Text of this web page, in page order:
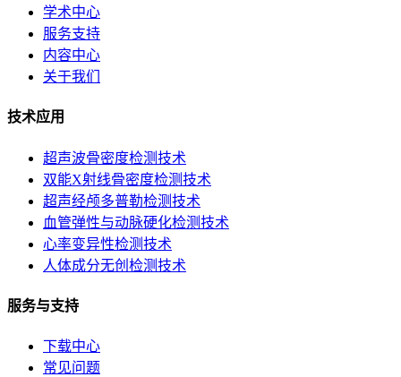
学术中心
服务支持
内容中心
关于我们
技术应用
超声波骨密度检测技术
双能X射线骨密度检测技术
超声经颅多普勒检测技术
血管弹性与动脉硬化检测技术
心率变异性检测技术
人体成分无创检测技术
服务与支持
下载中心
常见问题